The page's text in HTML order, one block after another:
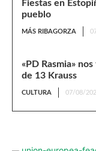
Fiestas en
pueblo
MÁS RIBAGORZA
«PD Rasmia»
de 13 Krauss
CULTURA 07/08/